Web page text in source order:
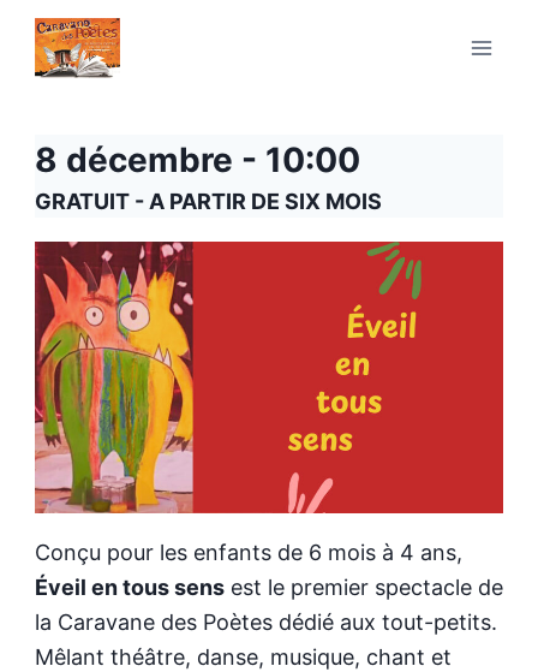
Aller
contenu
8 décembre - 10:00
GRATUIT - A PARTIR DE SIX MOIS
Conçu pour les enfants de 6 mois à 4 ans,
Éveil en tous sensest le premier spectacle de
la Caravane des Poètes dédié aux tout-petits.
Mêlant théâtre, danse, musique, chant et